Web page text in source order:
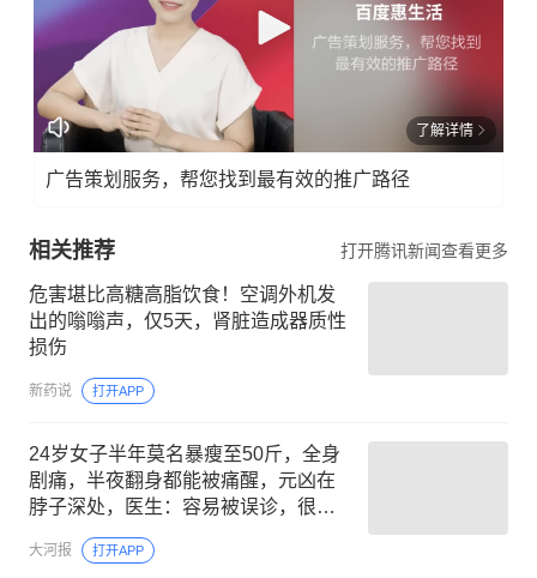
了解详情
广告策划服务，帮您找到最有效的推广路径
相关推荐 打开腾讯新闻查看更多
危害堪比高糖高脂饮食！空调外机发
出的嗡嗡声，仅5天，肾脏造成器质性
损伤
新药说 打开APP
24岁女子半年莫名暴瘦至50斤，全身
剧痛，半夜翻身都能被痛醒，元凶在
脖子深处，医生：容易被误诊，很多
患者难以找到真正病因
大河报 打开APP